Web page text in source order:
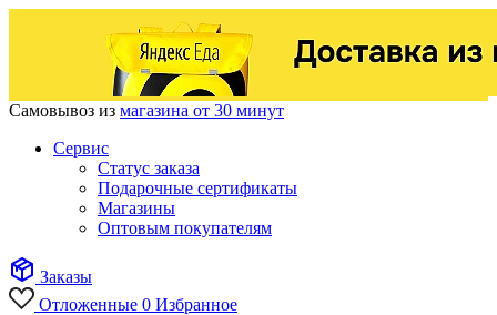
Самовывоз из магазина от 30 минут
Сервис
Статус заказа
Подарочные сертификаты
Магазины
Оптовым покупателям
Заказы
Отложенные 0 Избранное